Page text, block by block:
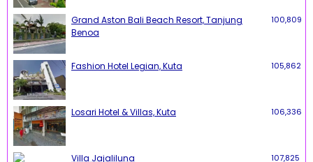
Grand Aston Bali Beach Resort, Tanjung
Benoa
100,809
Fashion Hotel Legian, Kuta 105,862
Losari Hotel & Villas, Kuta 106,336
Villa Jajaliluna 107,825